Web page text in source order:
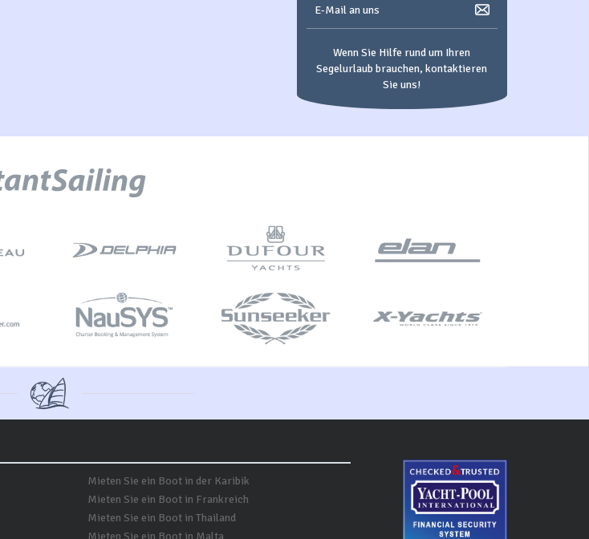
E-Mail an uns
Wenn Sie Hilfe rund um Ihren
Segelurlaub brauchen, kontaktieren
Sie uns!
Mieten Sie ein Boot in der Karibik
Mieten Sie ein Boot in Frankreich
Mieten Sie ein Boot in Thailand
Mieten Sie ein Boot in Malta